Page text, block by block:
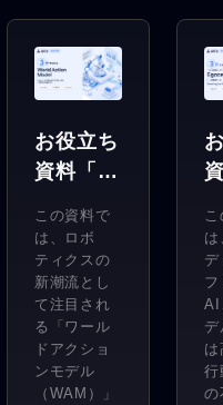
お役立ち
資料「3
るWorld
Action
Model」
この資料で
は、ロボ
ティクスの
新潮流とし
て注目され
る「ワール
ドアクショ
ンモデル
（WAM）」
る
は
フ
AI
デ
は
行
の